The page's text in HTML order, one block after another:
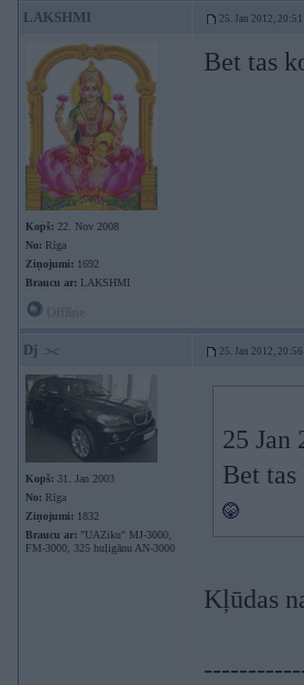
LAKSHMI 25. Jan 2012, 20:51
Kopš: 22. Nov 2008
No: Rīga
Ziņojumi: 1692
Braucu ar: LAKSHMI
Bet tas
Dj 25. Jan 2012, 20:56
Kopš: 31. Jan 2003
No: Rīga
Ziņojumi: 1832
Braucu ar: "UAZiku" MJ-3000,
FM-3000, 325 huļigānu AN-3000
25 Jan
Bet
Kļūdas